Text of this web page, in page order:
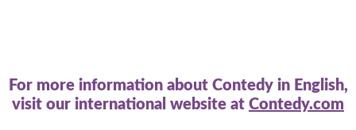
For more information about Contedy in English,
visit our international website at Contedy.com